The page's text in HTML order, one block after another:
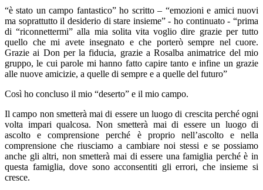
“è stato un campo fantastico” ho scritto – “emozioni e amici nuovi
ma soprattutto il desiderio di stare insieme” - ho continuato - “prima
di “riconnettermi” alla mia solita vita voglio dire grazie per tutto
quello che mi avete insegnato e che porterò sempre nel cuore.
Grazie ai Don per la fiducia, grazie a Rosalba animatrice del mio
gruppo, le cui parole mi hanno fatto capire tanto e infine un grazie
alle nuove amicizie, a quelle di sempre e a quelle del futuro”
Così ho concluso il mio “deserto” e il mio campo.
Il campo non smetterà mai di essere un luogo di crescita perché ogni
volta impari qualcosa. Non smetterà mai di essere un luogo di
ascolto e comprensione perché è proprio nell’ascolto e nella
comprensione che riusciamo a cambiare noi stessi e se possiamo
anche gli altri, non smetterà mai di essere una famiglia perché è in
questa famiglia, dove sono acconsentiti gli errori, che insieme si
cresce.